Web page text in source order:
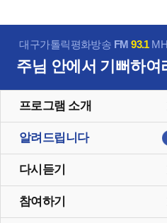
대구가톨릭평화방송 FM93.1
주님 안에서 기뻐하여
프로그램 소개
알려드립니다
다시듣기
참여하기